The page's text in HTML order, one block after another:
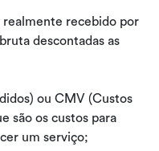
realmente recebido por
descontadas as
ou CMV (Custos
são os custos para
um serviço;